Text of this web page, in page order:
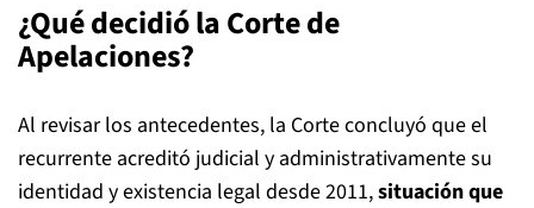
¿Qué decidió la Corte de
Apelaciones?
Al revisar los antecedentes, la Corte concluyó que el
recurrente acreditó judicial y administrativamente su
identidad y existencia legal desde 2011,situación que